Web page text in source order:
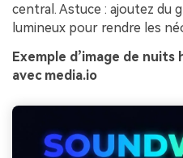
central. Astuce : ajoutez du
lumineux pour rendre les
Exemple d’image de
avec media.io